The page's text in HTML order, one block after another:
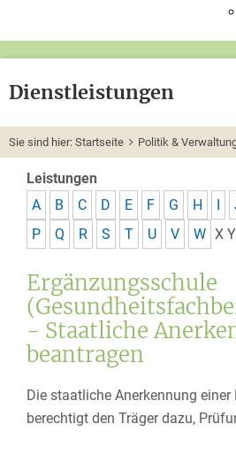
Dienstleistungen
Sie sind hier: Startseite Politik &
Leistungen
A
B C D E F G H I
P
Q R S T U V W X Y
Ergänzungsschule
- Staatliche
beantragen
Die staatliche Anerkennung
berechtigt den Träger dazu,